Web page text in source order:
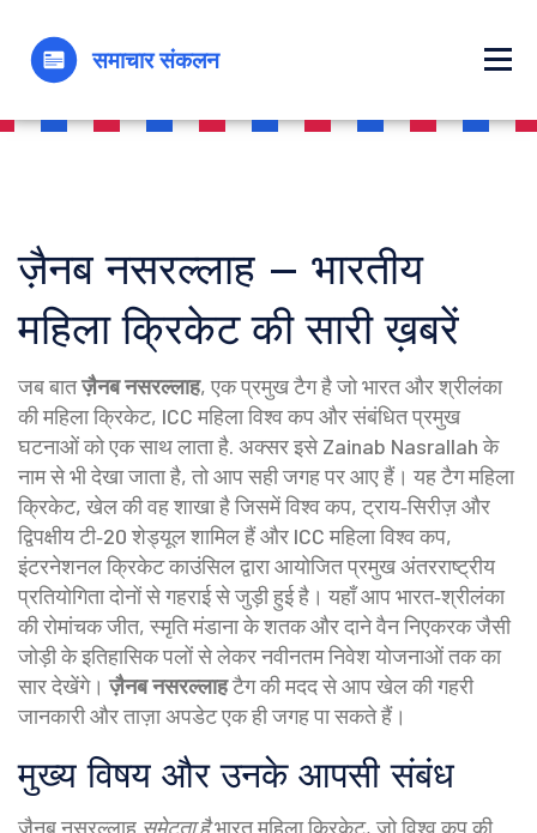
ज़ैनब नसरल्लाह – भारतीय
महिला क्रिकेट की सारी ख़बरें
जब बातज़ैनब नसरल्लाह,एक प्रमुख टैग है जो भारत और श्रीलंका
की महिला क्रिकेट, ICC महिला विश्व कप और संबंधित प्रमुख
घटनाओं को एक साथ लाता है. अक्सर इसेZainab Nasrallahके
नाम से भी देखा जाता है, तो आप सही जगह पर आए हैं। यह टैगमहिला
क्रिकेट,खेल की वह शाखा है जिसमें विश्व कप, ट्राय‑सिरीज़ और
द्विपक्षीय टी‑20 शेड्यूल शामिल हैंऔर ICC महिला विश्व कप,
इंटरनेशनल क्रिकेट काउंसिल द्वारा आयोजित प्रमुख अंतरराष्ट्रीय
प्रतियोगितादोनों से गहराई से जुड़ी हुई है। यहाँ आप भारत‑श्रीलंका
की रोमांचक जीत, स्मृति मंडाना के शतक और दाने वैन निएकरक जैसी
जोड़ी के इतिहासिक पलों से लेकर नवीनतम निवेश योजनाओं तक का
सार देखेंगे।ज़ैनब नसरल्लाहटैग की मदद से आप खेल की गहरी
जानकारी और ताज़ा अपडेट एक ही जगह पा सकते हैं।
मुख्य विषय और उनके आपसी संबंध
ज़ैनब नसरल्लाह समेटता हैभारत महिला क्रिकेट,जो विश्व कप की